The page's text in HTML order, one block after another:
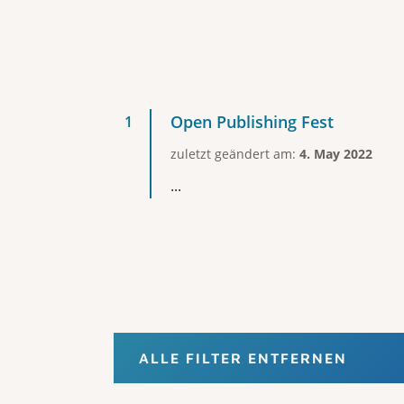
Open Publishing Fest
zuletzt geändert am: 4. May 2022
...
ALLE FILTER ENTFERNEN